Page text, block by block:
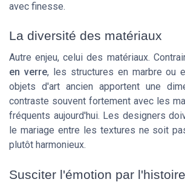
avec finesse.
La diversité des matériaux
Autre enjeu, celui des matériaux.
en verre, les structures en marbre ou
objets d'art ancien apportent une
contraste souvent fortement avec les
fréquents aujourd'hui. Les designers
le mariage entre les textures ne soit
plutôt harmonieux.
Susciter l'émotion par l'histoire